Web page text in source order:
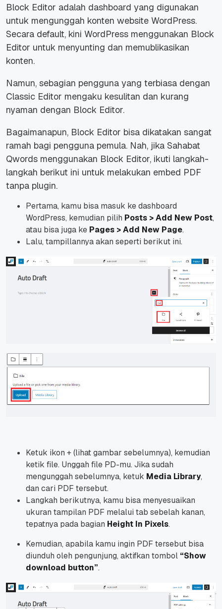
Block Editor adalah dashboard yang digunakan
untuk mengunggah konten website WordPress.
Secara default, kini WordPress menggunakan Block
Editor untuk menyunting dan memublikasikan
konten.
Namun, sebagian pengguna yang terbiasa dengan
Classic Editor mengaku kesulitan dan kurang
nyaman dengan Block Editor.
Bagaimanapun, Block Editor bisa dikatakan sangat
ramah bagi pengguna pemula. Nah, jika Sahabat
Qwords menggunakan Block Editor, ikuti langkah-
langkah berikut ini untuk melakukan embed PDF
tanpa plugin.
Pertama, kamu bisa masuk ke dashboard
WordPress, kemudian pilih Posts > Add New Post,
atau bisa juga ke Pages > Add New Page.
Lalu, tampillannya akan seperti berikut ini.
Ketuk ikon + (lihat gambar sebelumnya), kemudian
ketik file. Unggah file PD-mu. Jika sudah
mengunggah sebelumnya, ketuk Media Library,
dan cari PDF tersebut.
Langkah berikutnya, kamu bisa menyesuaikan
ukuran tampilan PDF melalui tab sebelah kanan,
tepatnya pada bagian Height In Pixels.
Kemudian, apabila kamu ingin PDF tersebut bisa
diunduh oleh pengunjung, aktifkan tombol “Show
download button”.